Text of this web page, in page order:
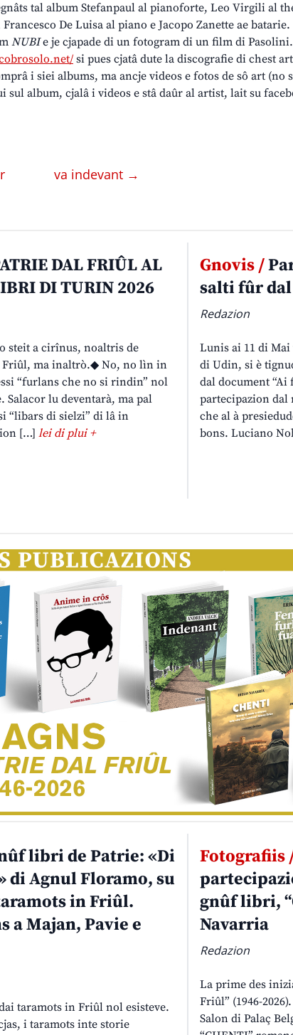
tal album Stefanpaul al pianoforte, Leo Virgili al
De Luisa al piano e Jacopo Zanette ae batarie.
NUBIe je cjapade di un fotogram di un film di
si pues cjatâ dute la discografie di chest
i siei albums, ma ancje videos e fotos de sô art (no
sul album, cjalâ i videos e stâ daûr al artist, lait su
va indevant →
DAL FRIÛL AL
DI TURIN 2026
steit a cirînus, noaltris de
Friûl, ma inaltrò.◆ No, no lìn in
“furlans che no si rindin” nol
Salacor lu deventarà, ma pal
“libars di sielzi” di lâ in
[…] lei di plui +
Gnovis /
salti fûr
Redazion
Lunis ai 11 di Mai
di Udin, si è
dal document “Ai
partecipazion dal
che al à
bons. Luciano
libri de Patrie: «Di
di Agnul Floramo, su
in Friûl.
a Majan, Pavie e
taramots in Friûl nol esisteve.
i taramots inte storie
Fotografiis
gnûf libri,
Navarria
Redazion
La prime des
Friûl” (1946-
Salon di Palaç